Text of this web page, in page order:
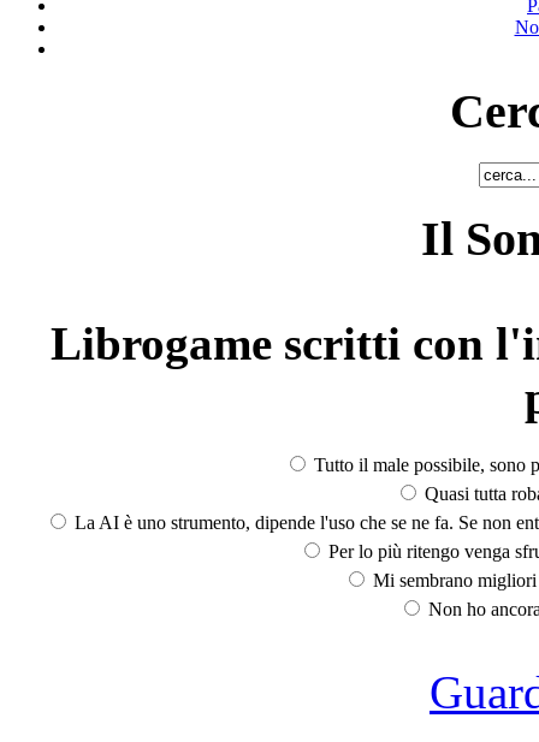
Il
Librogame scritti con
Tutto il male possibile, sono
Quasi tutta
La AI è uno strumento, dipende l'uso che se ne fa. Se non
Per lo più ritengo venga
Mi sembrano
Non ho